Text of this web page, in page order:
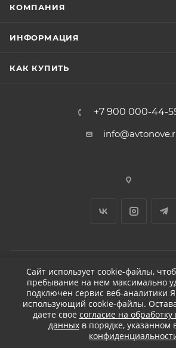
КОМПАНИЯ
ИНФОРМАЦИЯ
КАК КУПИТЬ
+7 900 000-44-
2026 © ДЕТЕЙЛИНГ-МАРКЕТ
Сайт использует cookie-файлы,
пребывание на нем максимально
подключен сервис веб-аналитики
использующий cookie-файлы.
даете свое согласие на
данныхв порядке, указанном